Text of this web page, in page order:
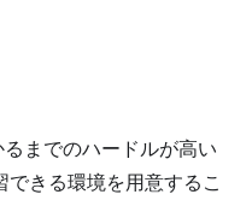
までのハードルが高い
きる環境を用意するこ